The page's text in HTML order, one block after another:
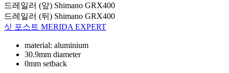
드레일러 (앞) Shimano GRX400
드레일러 (뒤) Shimano GRX400
싯 포스트 MERIDA EXPERT
material: aluminium
30.9mm diameter
0mm setback